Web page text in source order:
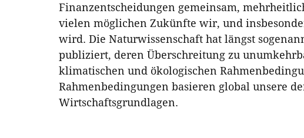
Finanzentscheidungen gemeinsam,
vielen möglichen Zukünfte wir, und
wird. Die Naturwissenschaft hat längst
publiziert, deren Überschreitung zu
klimatischen und ökologischen
Rahmenbedingungen basieren global unsere
Wirtschaftsgrundlagen.